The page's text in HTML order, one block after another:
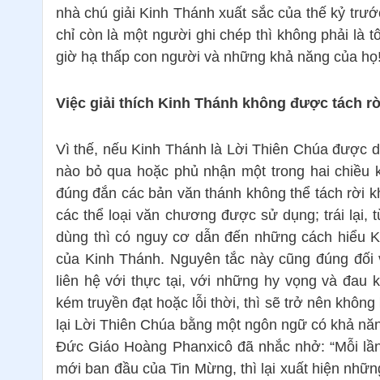
nhà chú giải Kinh Thánh xuất sắc của thế kỷ
chỉ còn là một người ghi chép thì không phải là
giờ hạ thấp con người và những khả năng của họ!
Việc giải thích Kinh Thánh không được tách
Vì thế, nếu Kinh Thánh là Lời Thiên Chúa được
nào bỏ qua hoặc phủ nhận một trong hai
đúng đắn các bản văn thánh không thể tách rời
các thể loại văn chương được sử dụng; trái lại,
dùng thì có nguy cơ dẫn đến những cách hiểu
của Kinh Thánh. Nguyên tắc này cũng đúng
liên hệ với thực tại, với những hy vọng và đau
kém truyền đạt hoặc lỗi thời, thì sẽ trở nên
lại Lời Thiên Chúa bằng một ngôn ngữ có khả
Đức Giáo Hoàng Phanxicô đã nhắc nhở: “Mỗi
mới ban đầu của Tin Mừng, thì lại xuất hiện